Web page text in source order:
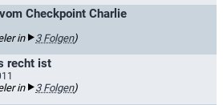
Checkpoint Charlie
in 3 Folgen)
recht ist
in 3 Folgen)